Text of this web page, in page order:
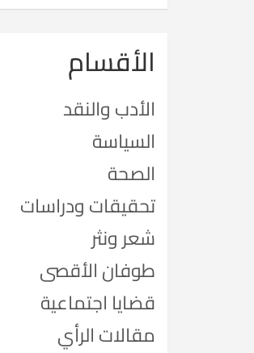
الأقسام
الأدب والنقد
السياسة
الصحة
تحقيقات ودراسات
شعر ونثر
طوفان الأقصى
قضايا اجتماعية
مقالات الرأي